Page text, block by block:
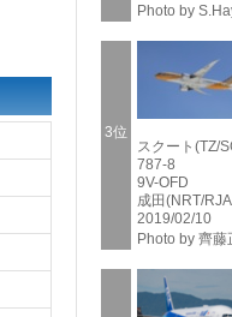
Photo by
3位
スクート(TZ/
787-8
9V-OFD
成田(NRT/
2019/02/10
Photo by 齊藤